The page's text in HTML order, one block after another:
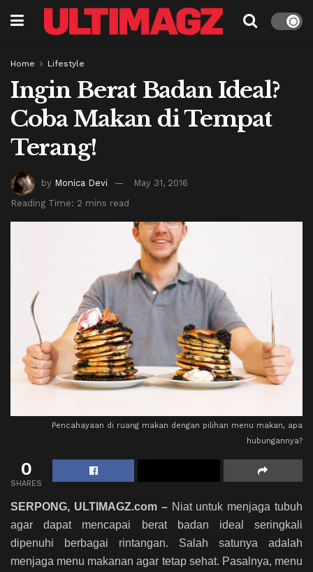
Home Lifestyle
Ingin Berat Badan Ideal?
Coba Makan di Tempat
Terang!
by Monica Devi
May 31, 2016
Reading Time: 2 mins read
Pencahayaan di ruang makan dengan pilihan menu makan, apa
hubungannya?
0
SHARES
SERPONG, ULTIMAGZ.com –Niat untuk menjaga tubuh
agar dapat mencapai berat badan ideal seringkali
dipenuhi berbagai rintangan. Salah satunya adalah
menjaga menu makanan agar tetap sehat. Pasalnya, menu